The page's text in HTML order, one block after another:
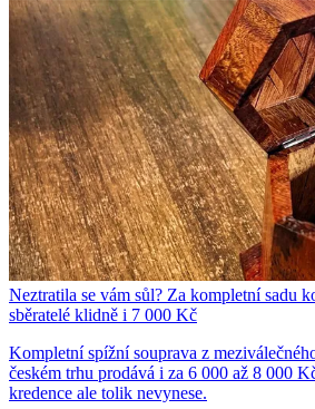
Neztratila se vám sůl? Za kompletní sadu
sběratelé klidně i 7 000 Kč
Kompletní spížní souprava z
českém trhu prodává i za 6 000 až 8 000
kredence ale tolik nevynese.